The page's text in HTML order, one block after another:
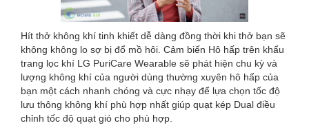
Hít thở không khí tinh khiết dễ dàng đồng thời khi thở bạn sẽ
không không lo sợ bị đổ mồ hôi. Cảm biến Hô hấp trên khẩu
trang lọc khí LG PuriCare Wearable sẽ phát hiện chu kỳ và
lượng không khí của người dùng thường xuyên hô hấp của
bạn một cách nhanh chóng và cực nhạy để lựa chọn tốc độ
lưu thông không khí phù hợp nhất giúp quạt kép Dual điều
chỉnh tốc độ quạt gió cho phù hợp.